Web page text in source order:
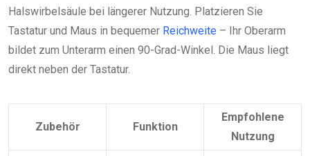
Halswirbelsäule bei längerer Nutzung. Platzieren Sie
Tastatur und Maus in bequemer Reichweite – Ihr Oberarm
bildet zum Unterarm einen 90-Grad-Winkel. Die Maus liegt
direkt neben der Tastatur.
Zubehör Funktion
Empfohlene
Nutzung